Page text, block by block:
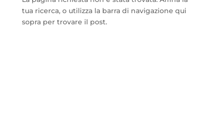
tua ricerca, o utilizza la barra di navigazione qui
sopra per trovare il post.